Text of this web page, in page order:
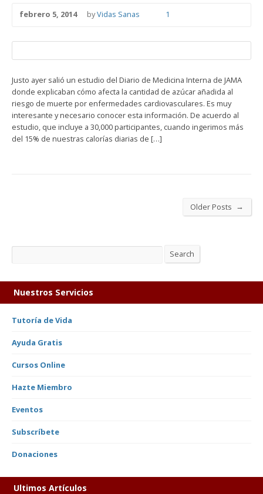
febrero 5, 2014 byVidas Sanas 1
Justo ayer salió un estudio del Diario de Medicina Interna de JAMA
donde explicaban cómo afecta la cantidad de azúcar añadida al
riesgo de muerte por enfermedades cardiovasculares. Es muy
interesante y necesario conocer esta información. De acuerdo al
estudio, que incluye a 30,000 participantes, cuando ingerimos más
del 15% de nuestras calorías diarias de […]
Older Posts →
Search Search
Nuestros Servicios
Tutoría de Vida
Ayuda Gratis
Cursos Online
Hazte Miembro
Eventos
Subscríbete
Donaciones
Ultimos Artículos